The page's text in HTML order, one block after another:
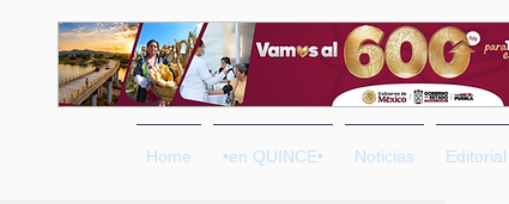
Home •en QUINCE• Noticias Editorial